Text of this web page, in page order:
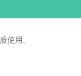
使用。